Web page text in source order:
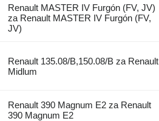
Renault MASTER IV Furgón (FV, JV)
za Renault MASTER IV Furgón (FV,
JV)
Renault 135.08/B,150.08/B za Renault
Midlum
Renault 390 Magnum E2 za Renault
390 Magnum E2